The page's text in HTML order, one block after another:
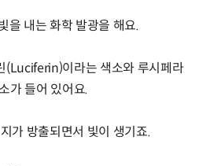
을 내는 화학 발광을 해요.
(Luciferin)이라는 색소와 루시페라
가 들어 있어요.
가 방출되면서 빛이 생기죠.